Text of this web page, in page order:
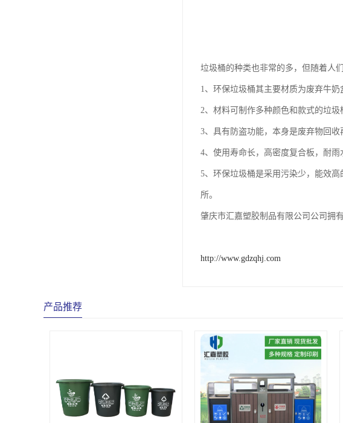
垃圾桶的种类也非常的多，但随着人
1、环保垃圾桶其主要材质为废弃牛
2、材料可制作多种颜色和款式的垃圾
3、具有防盗功能，本身是废弃物回收
4、使用寿命长，高密度复合板，耐雨
5、环保垃圾桶是采用污染少，能效
所。
肇庆市汇嘉塑胶制品有限公司公司拥
http://www.gdzqhj.com
产品推荐